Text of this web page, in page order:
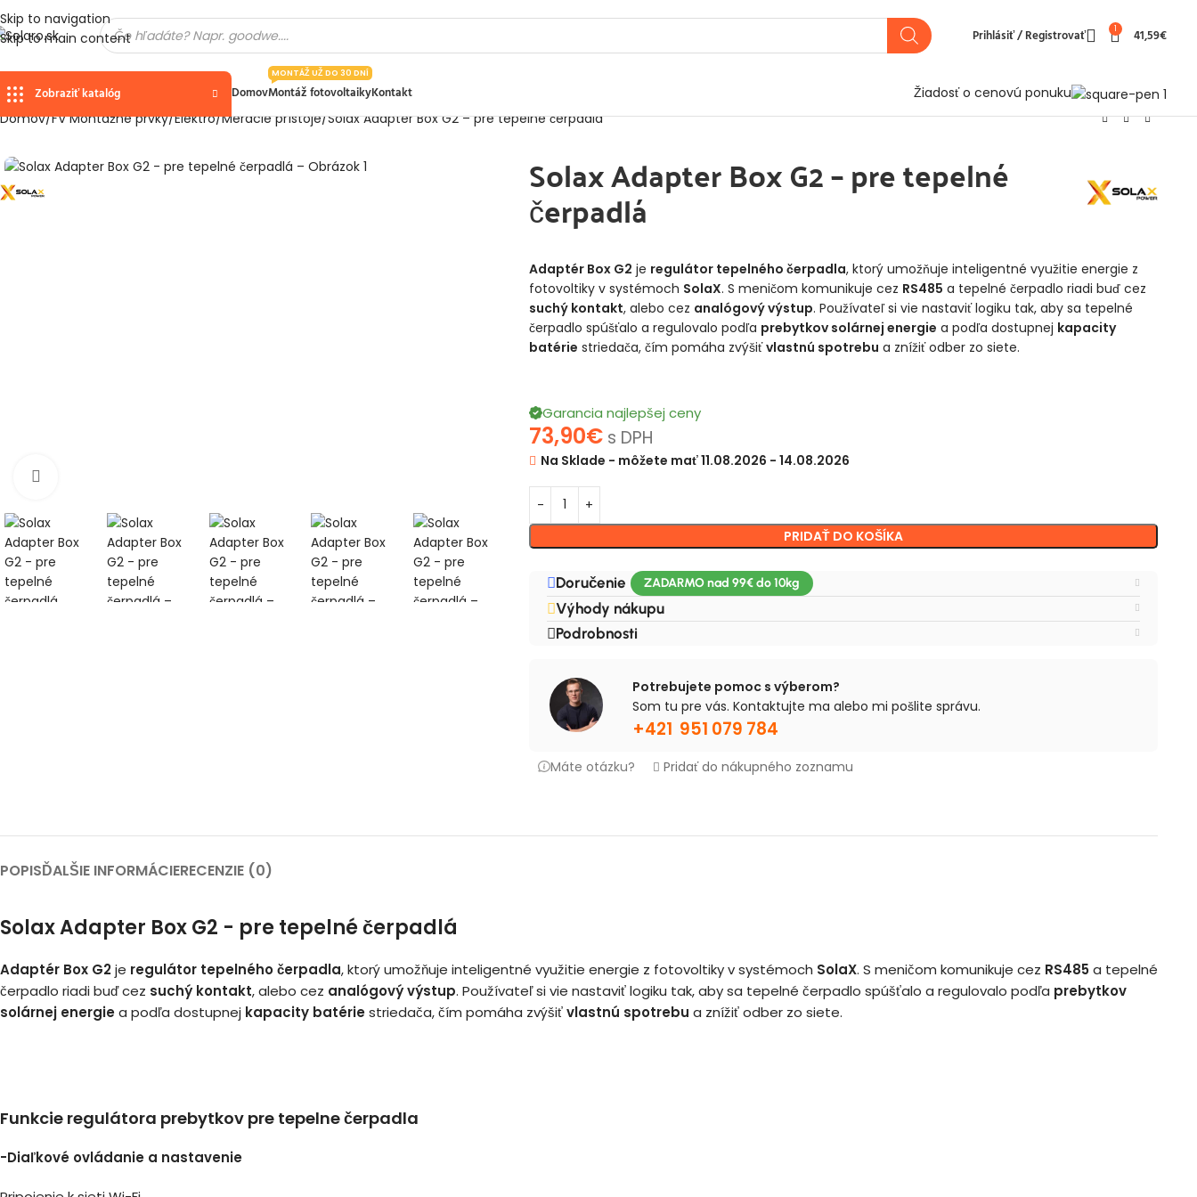
Skip to navigation
Skip to main content
Prihlásiť / Registrovať 1 41,59€
Zobraziť katalóg DomovMontáž fotovoltaiky
MONTÁŽ UŽ DO 30 DNÍ
Kontakt
Žiadosť o cenovú ponuku
Domov FV Montážne prvky Elektro Meracie prístoje Solax Adapter Box G2 – pre tepelné čerpadlá
Solax Adapter Box G2 – pre tepelné
čerpadlá
Adaptér Box G2 je regulátor tepelného čerpadla, ktorý umožňuje inteligentné využitie energie z
fotovoltiky v systémoch SolaX. S meničom komunikuje cez RS485 a tepelné čerpadlo riadi buď cez
suchý kontakt, alebo cez analógový výstup. Používateľ si vie nastaviť logiku tak, aby sa tepelné
čerpadlo spúšťalo a regulovalo podľa prebytkov solárnej energie a podľa dostupnej kapacity
batérie striedača, čím pomáha zvýšiťvlastnú spotrebu a znížiť odber zo siete.
Garancia najlepšej ceny
73,90€ s DPH
Na Sklade - môžete mať 11.08.2026 - 14.08.2026
PRIDAŤ DO KOŠÍKA
Doručenie
Výhody nákupu
Podrobnosti
Potrebujete pomoc s výberom?
Som tu pre vás. Kontaktujte ma alebo mi pošlite správu.
+421 951 079 784
Máte otázku? Pridať do nákupného zoznamu
POPISĎALŠIE INFORMÁCIERECENZIE (0)
Solax Adapter Box G2 - pre tepelné čerpadlá
Adaptér Box G2je regulátor tepelného čerpadla, ktorý umožňuje inteligentné využitie energie z fotovoltiky v systémoch SolaX. S meničom komunikuje cez RS485 a tepelné
čerpadlo riadi buď cez suchý kontakt, alebo cez analógový výstup. Používateľ si vie nastaviť logiku tak, aby sa tepelné čerpadlo spúšťalo a regulovalo podľa prebytkov
solárnej energiea podľa dostupnej kapacity batériestriedača, čím pomáha zvýšiťvlastnú spotrebu a znížiť odber zo siete.
Funkcie regulátora prebytkov pre tepelne čerpadla
-Diaľkové ovládanie a nastavenie